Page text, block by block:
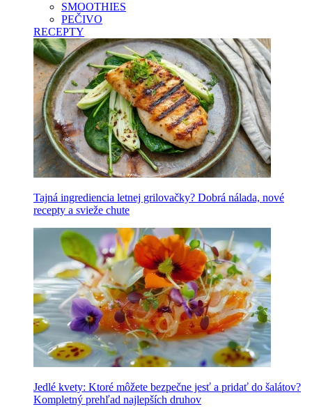
SMOOTHIES
PEČIVO
RECEPTY
Tajná ingrediencia letnej grilovačky? Dobrá nálada, nové
recepty a svieže chute
Jedlé kvety: Ktoré môžete bezpečne jesť a pridať do šalátov?
Kompletný prehľad najlepších druhov